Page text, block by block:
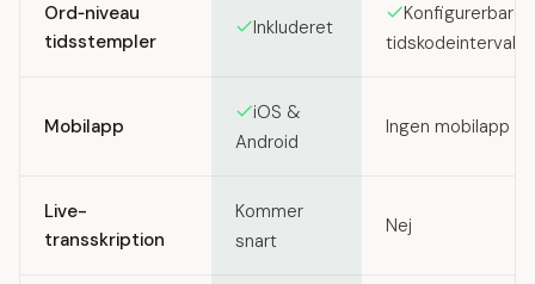
Ord‑niveau
tidsstempler
Inkluderet
Konfigurerbare
tidskodeintervaller
Mobilapp
iOS &
Android
Ingen mobilapp
Live-
transskription
Kommer
snart
Nej